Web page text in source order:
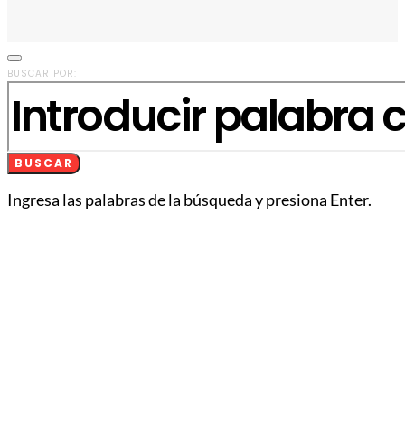
BUSCAR POR:
BUSCAR
Ingresa las palabras de la búsqueda y presiona Enter.